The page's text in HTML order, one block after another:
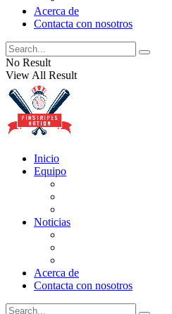
Acerca de
Contacta con nosotros
No Result
View All Result
Inicio
Equipo
Noticias
Acerca de
Contacta con nosotros